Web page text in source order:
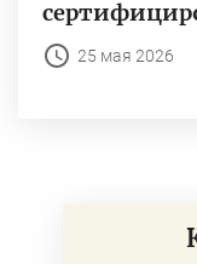
25 мая 2026